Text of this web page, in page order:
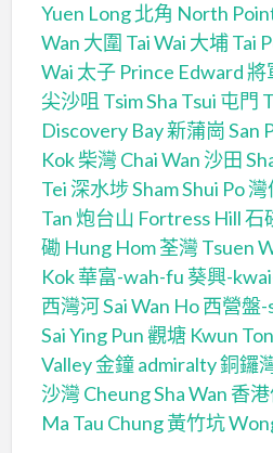
Yuen Long北角 North
Wan 大圍 Tai Wai 大埔 Tai
Wai 太子 Prince Edward將
尖沙咀 Tsim Sha Tsui 屯門
Discovery Bay新蒲崗 San
Kok柴灣 Chai Wan沙田
Tei深水埗 Sham Shui Po灣
Tan炮台山 Fortress Hill石
磡 Hung Hom荃灣 Tsuen
Kok華富-wah-fu葵興-
西灣河 Sai Wan Ho西營盤-
Sai Ying Pun觀塘 Kwun
Valley金鐘 admiralty銅鑼
沙灣 Cheung Sha Wan 香
Ma Tau Chung黃竹坑